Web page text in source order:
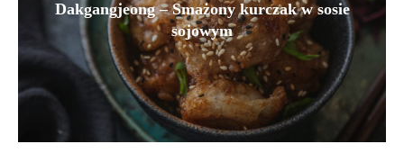
Dakgangjeong – Smażony kurczak w sosie
sojowym